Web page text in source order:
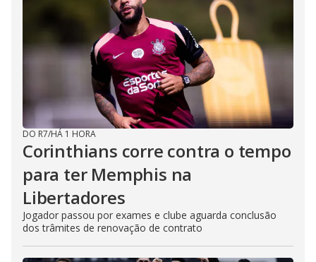
DO R7/HÁ 1 HORA
Corinthians corre contra o tempo
para ter Memphis na
Libertadores
Jogador passou por exames e clube aguarda conclusão
dos trâmites de renovação de contrato